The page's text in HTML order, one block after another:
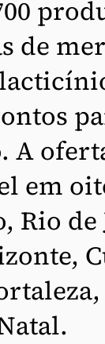
de
A
em
Rio